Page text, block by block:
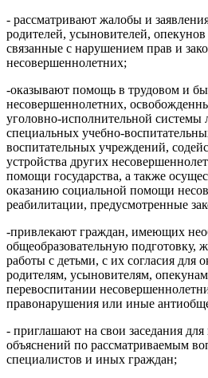
- рассматривают жалобы и
родителей, усыновителей,
связанные с нарушением прав и
несовершеннолетних;
-оказывают помощь в трудовом и
несовершеннолетних,
уголовно-исполнительной системы
специальных учебно-
воспитательных учреждений,
устройства других
помощи государства, а также
оказанию социальной помощи
реабилитации, предусмотренные
-привлекают граждан, имеющих
общеобразовательную
работы с детьми, с их согласия для
родителям, усыновителям,
перевоспитании
правонарушения или иные
- приглашают на свои заседания
объяснений по рассматриваемым
специалистов и иных граждан;